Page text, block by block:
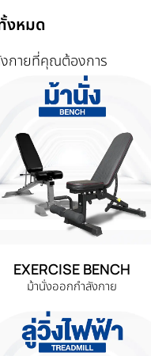
งหมด
กายที่คุณต้องการ
EXERCISE BENCH
ม้านั่งออกกำลังกาย